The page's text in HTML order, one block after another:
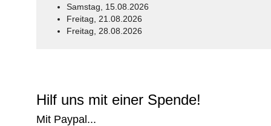
Samstag, 15.08.2026
Freitag, 21.08.2026
Freitag, 28.08.2026
Hilf uns mit einer Spende!
Mit Paypal...